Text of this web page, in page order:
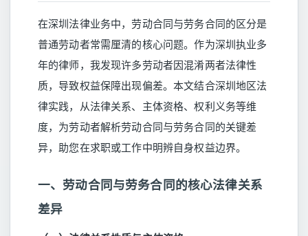
在深圳法律业务中，劳动合同与劳务合同的区分是
普通劳动者常需厘清的核心问题。作为深圳执业多
年的律师，我发现许多劳动者因混淆两者法律性
质，导致权益保障出现偏差。本文结合深圳地区法
律实践，从法律关系、主体资格、权利义务等维
度，为劳动者解析劳动合同与劳务合同的关键差
异，助您在求职或工作中明辨自身权益边界。
一、劳动合同与劳务合同的核心法律关系
差异